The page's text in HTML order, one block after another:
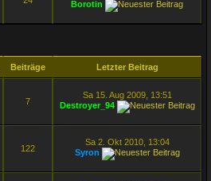
Borotin
Beiträge Letzter Beitrag
7
Sa 15. Aug 2009, 13:51
Destroyer_94
122
Sa 2. Okt 2010, 13:04
Syron